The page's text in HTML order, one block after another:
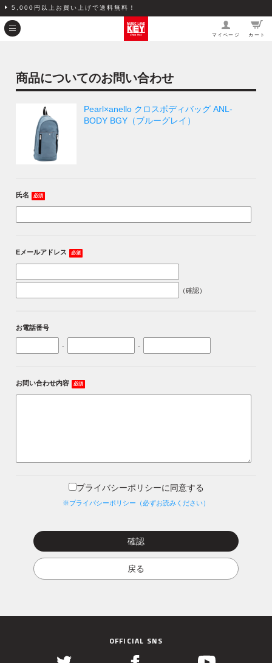
5,000円以上お買い上げで送料無料！
マイページ カート
商品についてのお問い合わせ
Pearl×anello クロスボディバッグ ANL-
BODY BGY（ブルーグレイ）
氏名 必須
Eメールアドレス 必須
（確認）
お電話番号
- -
お問い合わせ内容 必須
プライバシーポリシーに同意する
※プライバシーポリシー（必ずお読みください）
OFFICIAL SNS